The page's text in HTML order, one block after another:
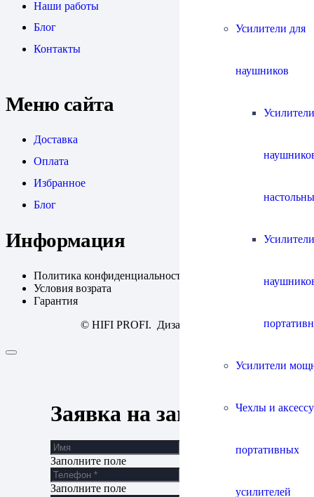
Усилители для
наушников
Усилители
Чехлы и
портативных
усилителей
Наши работы
Блог
Контакты
Меню сайта
Доставка
Оплата
Избранное
Блог
Информация
Политика конфиденциальности
Условия возрата
Гарантия
© HIFI PROFI. Дизайн:
Заявка на запись
Заполните поле
Заполните поле